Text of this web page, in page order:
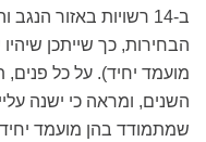
ב-14 רשויות באזור
הבחירות, כך שייתכן
השנים, ומראה כי ישנה